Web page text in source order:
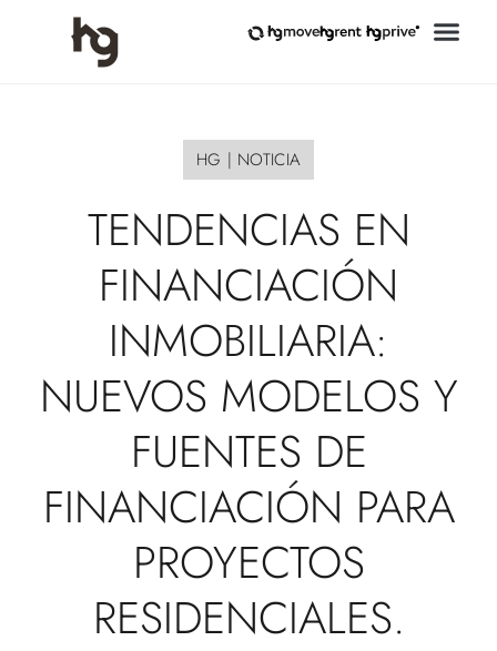
HG | NOTICIA
TENDENCIAS EN
FINANCIACIÓN
INMOBILIARIA:
NUEVOS MODELOS Y
FUENTES DE
FINANCIACIÓN PARA
PROYECTOS
RESIDENCIALES.